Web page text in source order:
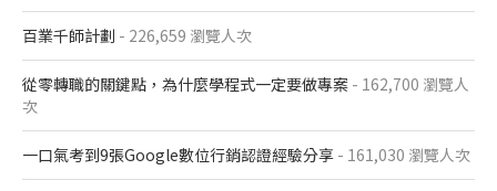
百業千師計劃 - 226,659 瀏覽人次
從零轉職的關鍵點，為什麼學程式一定要做專案 - 162,700 瀏覽人
次
一口氣考到9張Google數位行銷認證經驗分享 - 161,030 瀏覽人次